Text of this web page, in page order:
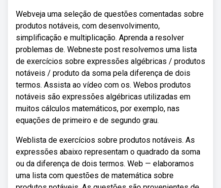
Webveja uma seleção de questões comentadas sobre
produtos notáveis, com desenvolvimento,
simplificação e multiplicação. Aprenda a resolver
problemas de. Webneste post resolvemos uma lista
de exercícios sobre expressões algébricas / produtos
notáveis / produto da soma pela diferença de dois
termos. Assista ao vídeo com os. Webos produtos
notáveis são expressões algébricas utilizadas em
muitos cálculos matemáticos, por exemplo, nas
equações de primeiro e de segundo grau.
Weblista de exercícios sobre produtos notáveis. As
expressões abaixo representam o quadrado da soma
ou da diferença de dois termos. Web — elaboramos
uma lista com questões de matemática sobre